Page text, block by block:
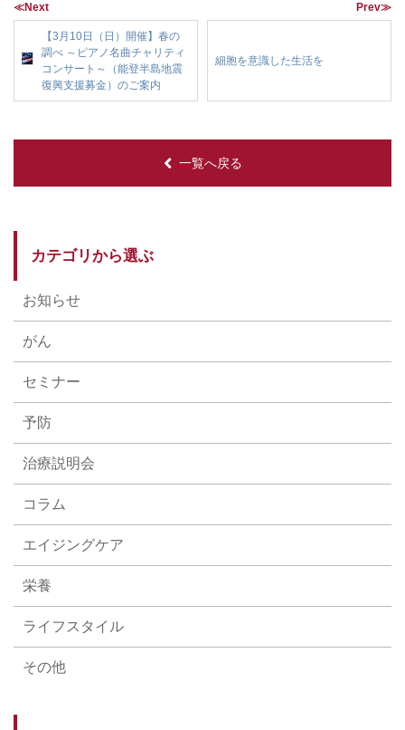
≪Next
【3月10日（日）開催】春の
調べ ～ピアノ名曲チャリティ
コンサート～（能登半島地震
復興支援募金）のご案内
Prev≫
細胞を意識した生活を
一覧へ戻る
カテゴリから選ぶ
お知らせ
がん
セミナー
予防
治療説明会
コラム
エイジングケア
栄養
ライフスタイル
その他